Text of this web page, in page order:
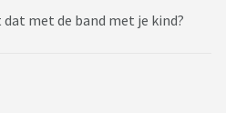
met de band met je kind?